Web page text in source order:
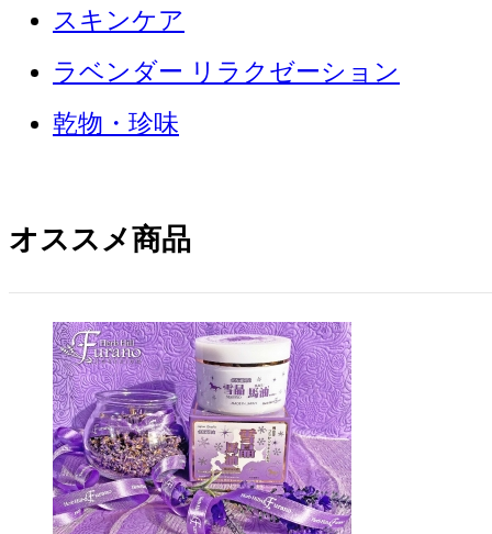
スキンケア
ラベンダー リラクゼーション
乾物・珍味
オススメ商品